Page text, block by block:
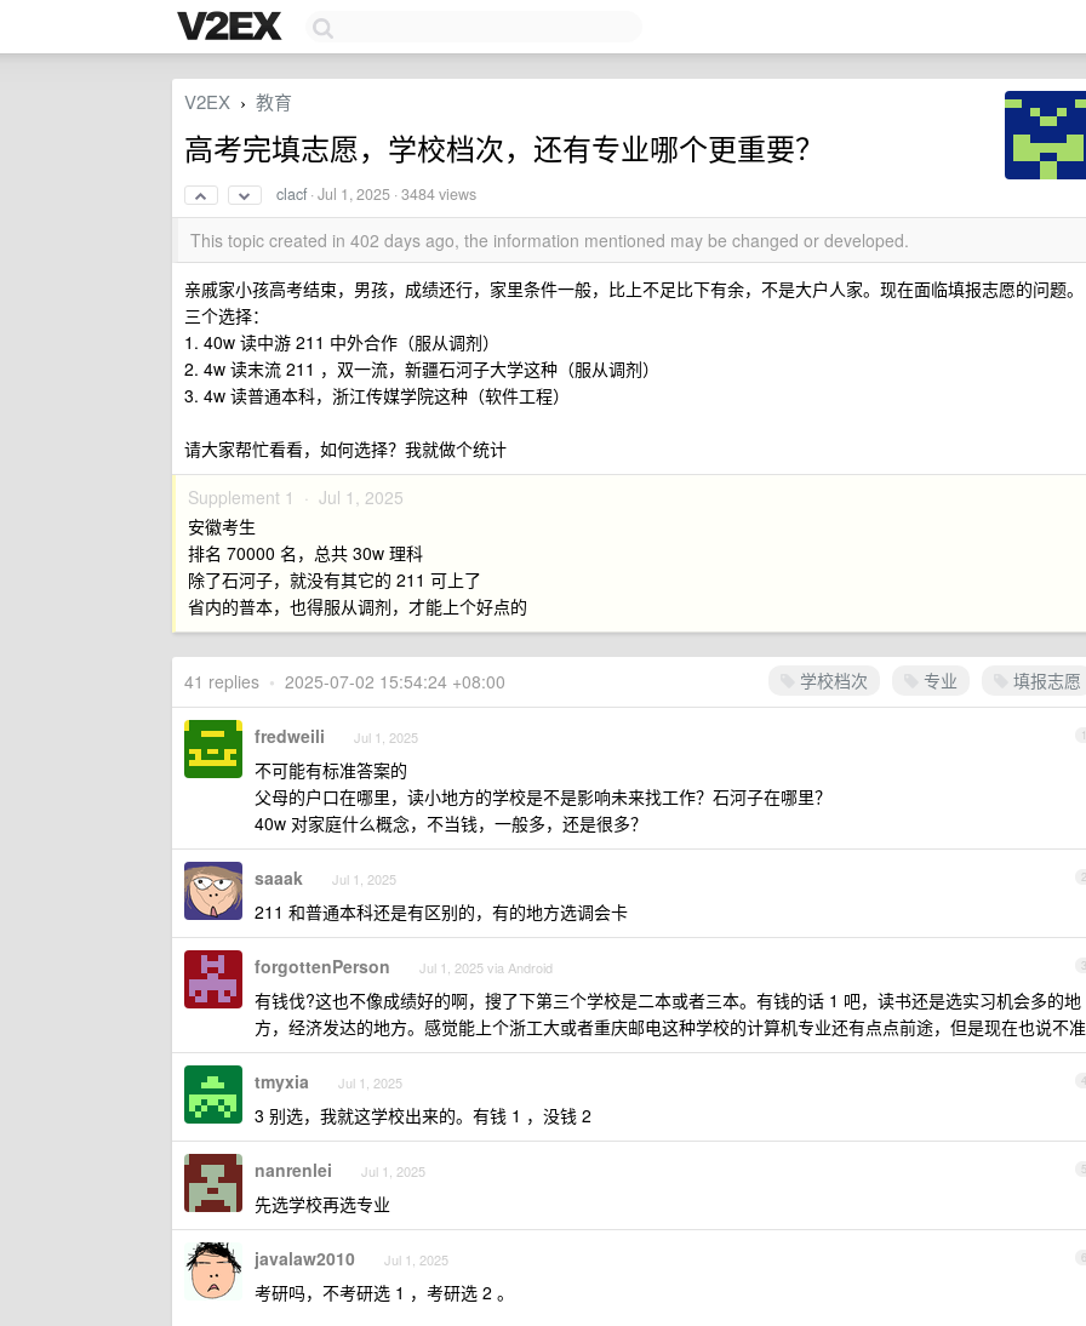
V2EX › 教育
高考完填志愿，学校档次，还有专业哪个更重要？
clacf·Jul 1, 2025 · 3484 views
This topic created in 402 days ago, the information mentioned may be changed or developed.
亲戚家小孩高考结束，男孩，成绩还行，家里条件一般，比上不足比下有余，不是大户人家。现在面临填报志愿的问题。
三个选择：
1. 40w 读中游 211 中外合作（服从调剂）
2. 4w 读末流 211 ，双一流，新疆石河子大学这种（服从调剂）
3. 4w 读普通本科，浙江传媒学院这种（软件工程）
请大家帮忙看看，如何选择？我就做个统计
Supplement 1 · Jul 1, 2025
安徽考生
排名 70000 名，总共 30w 理科
除了石河子，就没有其它的 211 可上了
省内的普本，也得服从调剂，才能上个好点的
学校档次 专业 填报志愿
41 replies • 2025-07-02 15:54:24 +08:00
1
fredweili Jul 1, 2025
不可能有标准答案的
父母的户口在哪里，读小地方的学校是不是影响未来找工作？石河子在哪里？
40w 对家庭什么概念，不当钱，一般多，还是很多？
2
saaak Jul 1, 2025
211 和普通本科还是有区别的，有的地方选调会卡
3
forgottenPerson Jul 1, 2025 via Android
有钱伐?这也不像成绩好的啊，搜了下第三个学校是二本或者三本。有钱的话 1 吧，读书还是选实习机会多的地
方，经济发达的地方。感觉能上个浙工大或者重庆邮电这种学校的计算机专业还有点点前途，但是现在也说不准
4
tmyxia Jul 1, 2025
3 别选，我就这学校出来的。有钱 1 ，没钱 2
5
nanrenlei Jul 1, 2025
先选学校再选专业
6
javalaw2010 Jul 1, 2025
考研吗，不考研选 1 ，考研选 2 。